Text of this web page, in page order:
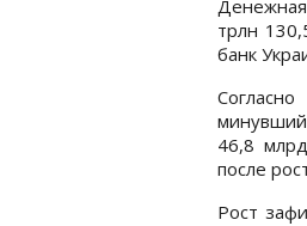
трлн
банк
46,8
после
Рост